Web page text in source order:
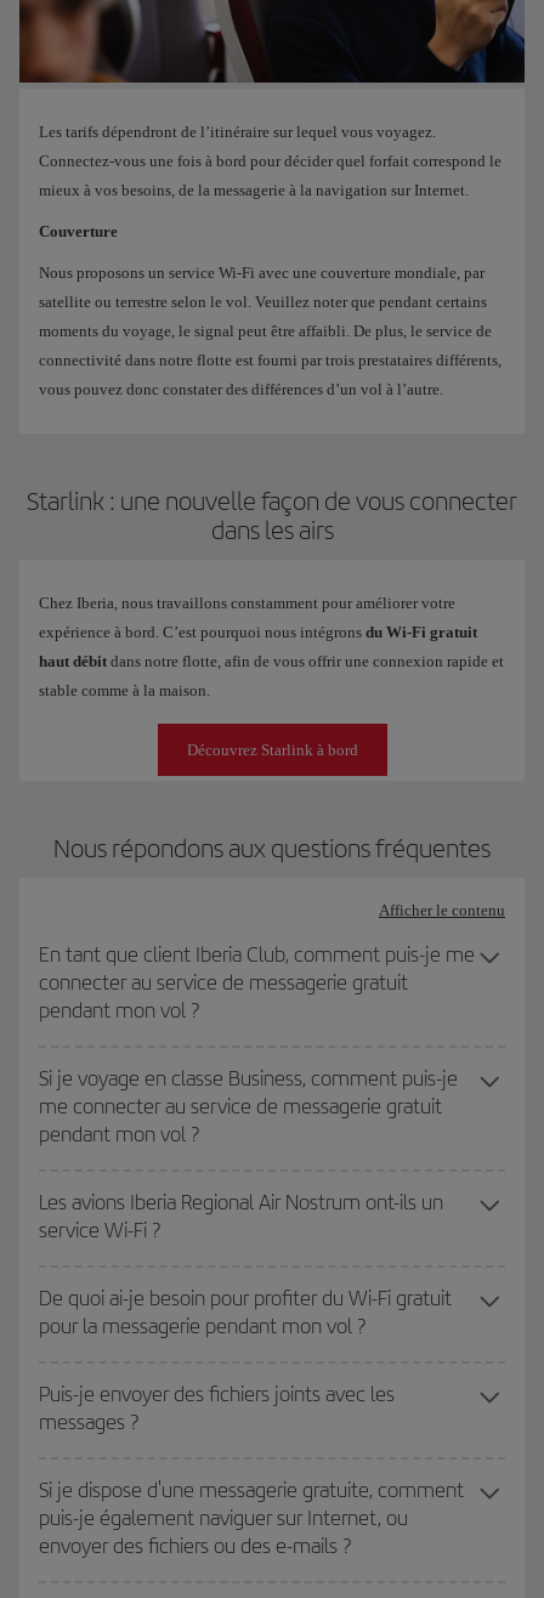
Les tarifs dépendront de l’itinéraire sur lequel vous voyagez.
Connectez-vous une fois à bord pour décider quel forfait correspond le
mieux à vos besoins, de la messagerie à la navigation sur Internet.
Couverture
Nous proposons un service Wi-Fi avec une couverture mondiale, par
satellite ou terrestre selon le vol. Veuillez noter que pendant certains
moments du voyage, le signal peut être affaibli. De plus, le service de
connectivité dans notre flotte est fourni par trois prestataires différents,
vous pouvez donc constater des différences d’un vol à l’autre.
Starlink : une nouvelle façon de vous connecter
dans les airs
Chez Iberia, nous travaillons constamment pour améliorer votre
expérience à bord. C’est pourquoi nous intégrons du Wi-Fi gratuit
haut débit dans notre flotte, afin de vous offrir une connexion rapide et
stable comme à la maison.
Découvrez Starlink à bord
Nous répondons aux questions fréquentes
Afficher le contenu
En tant que client Iberia Club, comment puis-je me
connecter au service de messagerie gratuit
pendant mon vol ?
Si je voyage en classe Business, comment puis-je
me connecter au service de messagerie gratuit
pendant mon vol ?
Les avions Iberia Regional Air Nostrum ont-ils un
service Wi-Fi ?
De quoi ai-je besoin pour profiter du Wi-Fi gratuit
pour la messagerie pendant mon vol ?
Puis-je envoyer des fichiers joints avec les
messages ?
Si je dispose d'une messagerie gratuite, comment
puis-je également naviguer sur Internet, ou
envoyer des fichiers ou des e-mails ?